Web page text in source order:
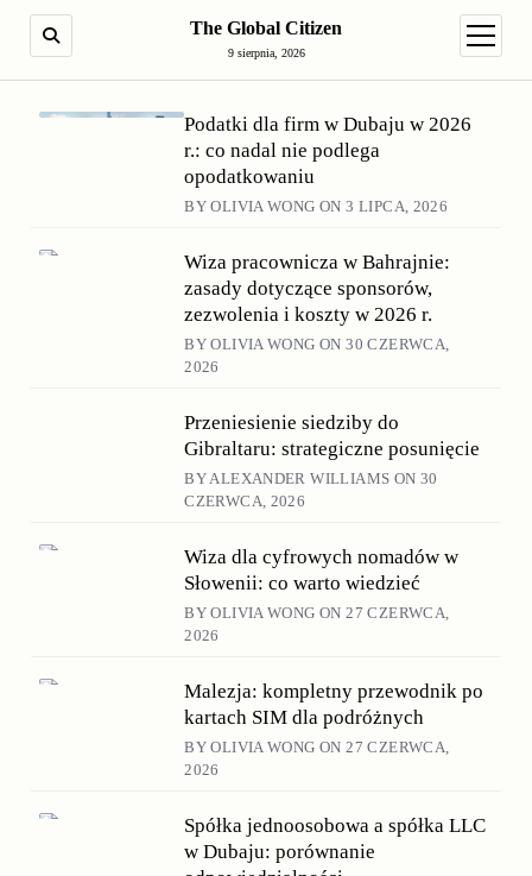
The Global Citizen
9 sierpnia, 2026
open
The Global CitizenPodatki dla firm w Dubaju w 2026
r.: co nadal nie podlega
opodatkowaniu
BY OLIVIA WONG ON 3 LIPCA, 2026
Wiza pracownicza w Bahrajnie:
zasady dotyczące sponsorów,
zezwolenia i koszty w 2026 r.
BY OLIVIA WONG ON 30 CZERWCA,
2026
Przeniesienie siedziby do
Gibraltaru: strategiczne posunięcie
BY ALEXANDER WILLIAMS ON 30
CZERWCA, 2026
Wiza dla cyfrowych nomadów w
Słowenii: co warto wiedzieć
BY OLIVIA WONG ON 27 CZERWCA,
2026
Malezja: kompletny przewodnik po
kartach SIM dla podróżnych
BY OLIVIA WONG ON 27 CZERWCA,
2026
Spółka jednoosobowa a spółka LLC
w Dubaju: porównanie